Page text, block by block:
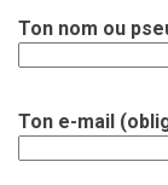
Ton nom ou
Ton e-mail